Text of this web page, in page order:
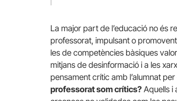
La major part de l’educació no és
professorat, impulsant o promovent
les de competències bàsiques
mitjans de desinformació i a les
pensament crític amb l’alumnat
professorat som crítics? Aquells i